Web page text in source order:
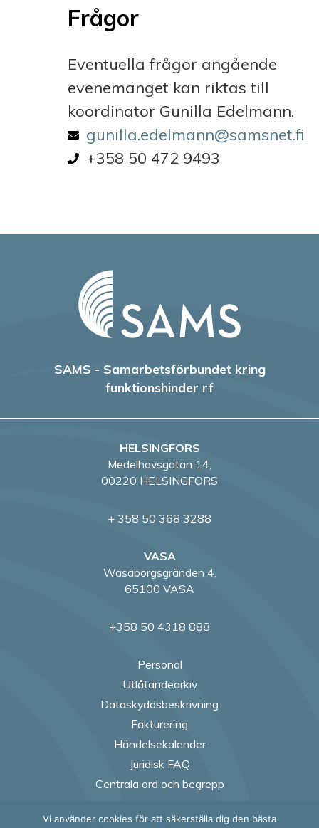
Frågor
Eventuella frågor angående
evenemanget kan riktas till
koordinator Gunilla Edelmann.
Email address
gunilla.edelmann@samsnet.fi
Phone number
+358 50 472 9493
SAMS - Samarbetsförbundet kring
funktionshinder rf
HELSINGFORS
Medelhavsgatan 14,
00220 HELSINGFORS
+ 358 50 368 3288
VASA
Wasaborgsgränden 4,
65100 VASA
+358 50 4318 888
Personal
Utlåtandearkiv
Dataskyddsbeskrivning
Fakturering
Händelsekalender
Juridisk FAQ
Centrala ord och begrepp
Vi använder cookies för att säkerställa dig den bästa